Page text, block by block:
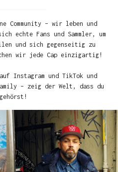
Community – wir leben und
echte Fans und Sammler, um
und sich gegenseitig zu
wir jede Cap einzigartig!
Instagram und TikTok und
– zeig der Welt, dass du